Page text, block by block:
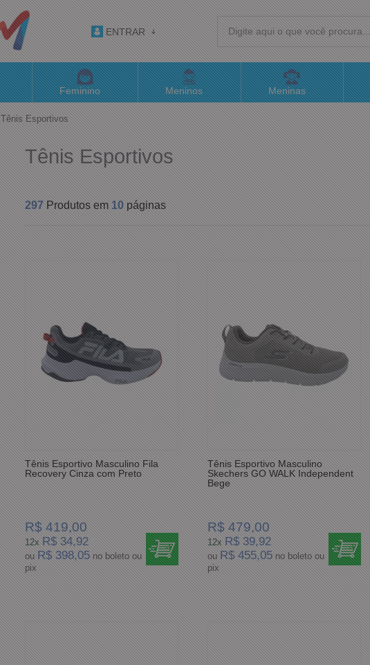
ENTRAR
Feminino Meninos Meninas
Tênis Esportivos
Tênis Esportivos
297 Produtos em 10 páginas
Tênis Esportivo Masculino Fila
Recovery Cinza com Preto
R$ 419,00
12x R$ 34,92
ou R$ 398,05 no boleto ou
pix
Tênis Esportivo Masculino
Skechers GO WALK Independent
Bege
R$ 479,00
12x R$ 39,92
ou R$ 455,05 no boleto ou
pix